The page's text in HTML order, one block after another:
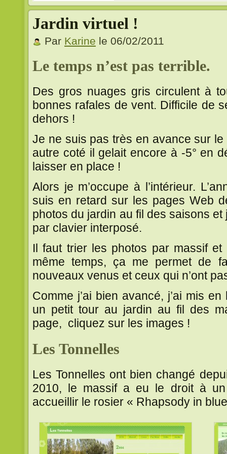
Jardin virtuel !
Par Karine le 06/02/2011
Le temps n’est pas terrible.
Des gros nuages gris circulent à
bonnes rafales de vent. Difficile de
dehors !
Je ne suis pas très en avance sur le
autre coté il gelait encore à -5° en
laisser en place !
Alors je m’occupe à l’intérieur.
suis en retard sur les pages Web
photos du jardin au fil des saisons et
par clavier interposé.
Il faut trier les photos par massif
même temps, ça me permet de
nouveaux venus et ceux qui n’ont
Comme j’ai bien avancé, j’ai mis
un petit tour au jardin au fil des
page, cliquez sur les images !
Les Tonnelles
Les Tonnelles ont bien changé
2010, le massif a eu le droit à un
accueillir le rosier « Rhapsody in